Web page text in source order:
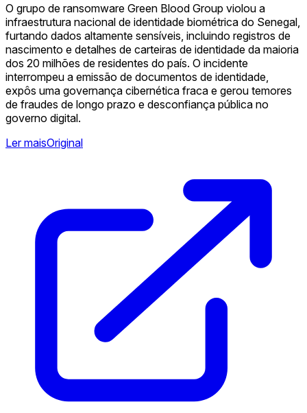
O grupo de ransomware Green Blood Group violou a
infraestrutura nacional de identidade biométrica do Senegal,
furtando dados altamente sensíveis, incluindo registros de
nascimento e detalhes de carteiras de identidade da maioria
dos 20 milhões de residentes do país. O incidente
interrompeu a emissão de documentos de identidade,
expôs uma governança cibernética fraca e gerou temores
de fraudes de longo prazo e desconfiança pública no
governo digital.
Ler maisOriginal